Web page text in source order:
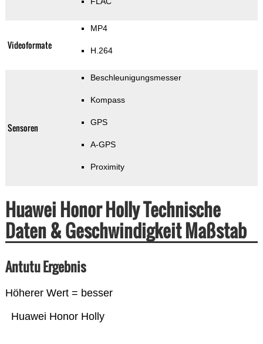
Videoformate
MP4
H.264
Sensoren
Beschleunigungsmesser
Kompass
GPS
A-GPS
Proximity
Huawei Honor Holly Technische
Daten & Geschwindigkeit Maßstab
Antutu Ergebnis
Höherer Wert = besser
Huawei Honor Holly